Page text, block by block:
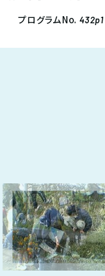
プログラムNo. 432p1